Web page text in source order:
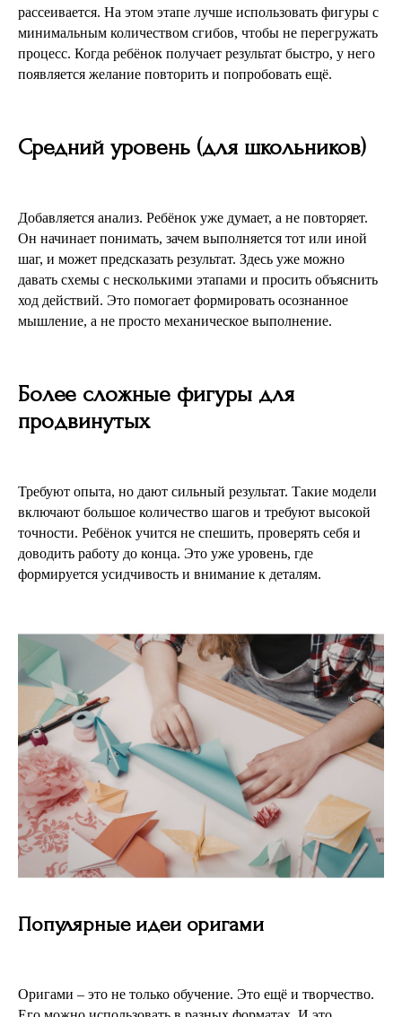
рассеивается. На этом этапе лучше использовать фигуры с
минимальным количеством сгибов, чтобы не перегружать
процесс. Когда ребёнок получает результат быстро, у него
появляется желание повторить и попробовать ещё.
Средний уровень (для школьников)
Добавляется анализ. Ребёнок уже думает, а не повторяет.
Он начинает понимать, зачем выполняется тот или иной
шаг, и может предсказать результат. Здесь уже можно
давать схемы с несколькими этапами и просить объяснить
ход действий. Это помогает формировать осознанное
мышление, а не просто механическое выполнение.
Более сложные фигуры для
продвинутых
Требуют опыта, но дают сильный результат. Такие модели
включают большое количество шагов и требуют высокой
точности. Ребёнок учится не спешить, проверять себя и
доводить работу до конца. Это уже уровень, где
формируется усидчивость и внимание к деталям.
Популярные идеи оригами
Оригами – это не только обучение. Это ещё и творчество.